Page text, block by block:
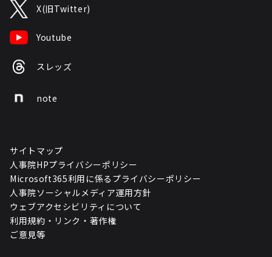
X(旧Twitter)
Youtube
スレッズ
note
サイトマップ
人事院HPプライバシーポリシー
Microsoft365利用に係るプライバシーポリシー
人事院ソーシャルメディア運用方針
ウェブアクセシビリティについて
利用規約・リンク・著作権
ご意見等